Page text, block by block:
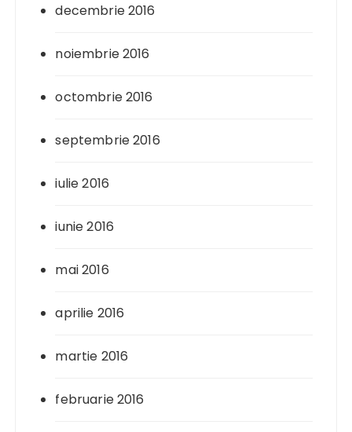
decembrie 2016
noiembrie 2016
octombrie 2016
septembrie 2016
iulie 2016
iunie 2016
mai 2016
aprilie 2016
martie 2016
februarie 2016